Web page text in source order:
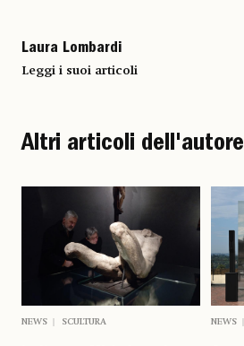
Laura Lombardi
Leggi i suoi articoli
Altri articoli dell'autore
NEWS SCULTURA NEWS